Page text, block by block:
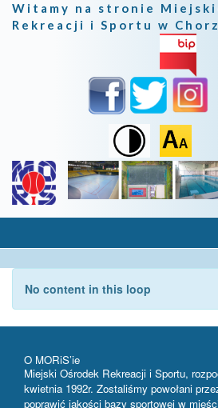
Witamy na stronie
Rekreacji i Sportu w
No content in this loop
O MORiS’ie
Miejski Ośrodek Rekreacji i Sportu,
kwietnia 1992r. Zostaliśmy powołani
poprawić jakości bazy sportowej w